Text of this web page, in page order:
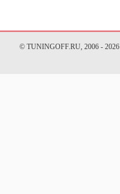
© TUNINGOFF.RU, 2006 - 2026